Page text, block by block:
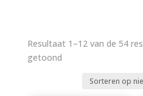
Resultaat 1–12 van de 54
getoondGesorteerd
nieuwste